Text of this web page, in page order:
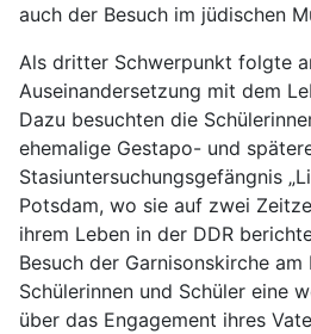
auch der Besuch im jüdischen
Als dritter Schwerpunkt folgte
Auseinandersetzung mit dem
Dazu besuchten die
ehemalige Gestapo- und
Stasiuntersuchungsgefängnis
Potsdam, wo sie auf zwei
ihrem Leben in der DDR
Besuch der Garnisonskirche
Schülerinnen und Schüler eine
über das Engagement ihres